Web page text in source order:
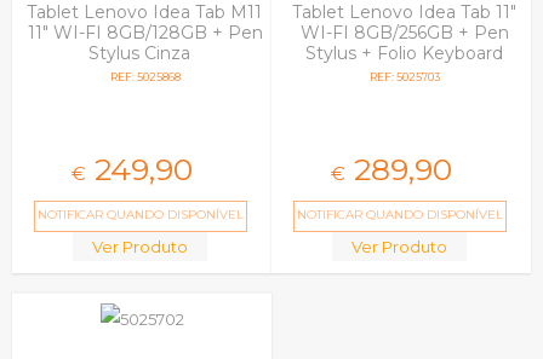
Tablet Lenovo Idea Tab M11
11" WI-FI 8GB/128GB + Pen
Stylus Cinza
REF: 5025868
€ 249,90
NOTIFICAR QUANDO DISPONÍVEL
Ver Produto
Tablet Lenovo Idea Tab 11"
WI-FI 8GB/256GB + Pen
Stylus + Folio Keyboard
Cinza
REF: 5025703
€ 289,90
NOTIFICAR QUANDO DISPONÍVEL
Ver Produto